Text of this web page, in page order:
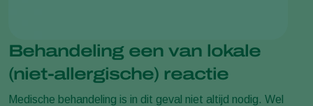
Behandeling een van lokale
(niet-allergische) reactie
Medische behandeling is in dit geval niet altijd nodig. Wel